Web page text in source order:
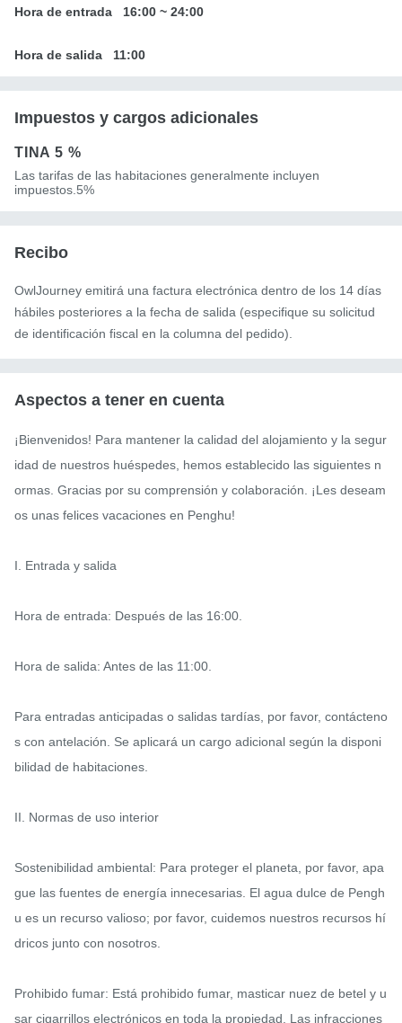
Hora de entrada 16:00 ~ 24:00
Hora de salida 11:00
Impuestos y cargos adicionales
TINA 5 %
Las tarifas de las habitaciones generalmente incluyen
impuestos.5%
Recibo
OwlJourney emitirá una factura electrónica dentro de los 14 días
hábiles posteriores a la fecha de salida (especifique su solicitud
de identificación fiscal en la columna del pedido).
Aspectos a tener en cuenta
¡Bienvenidos! Para mantener la calidad del alojamiento y la segur
idad de nuestros huéspedes, hemos establecido las siguientes n
ormas. Gracias por su comprensión y colaboración. ¡Les deseam
os unas felices vacaciones en Penghu!
I. Entrada y salida
Hora de entrada: Después de las 16:00.
Hora de salida: Antes de las 11:00.
Para entradas anticipadas o salidas tardías, por favor, contácteno
s con antelación. Se aplicará un cargo adicional según la disponi
bilidad de habitaciones.
II. Normas de uso interior
Sostenibilidad ambiental: Para proteger el planeta, por favor, apa
gue las fuentes de energía innecesarias. El agua dulce de Pengh
u es un recurso valioso; por favor, cuidemos nuestros recursos hí
dricos junto con nosotros.
Prohibido fumar: Está prohibido fumar, masticar nuez de betel y u
sar cigarrillos electrónicos en toda la propiedad. Las infracciones